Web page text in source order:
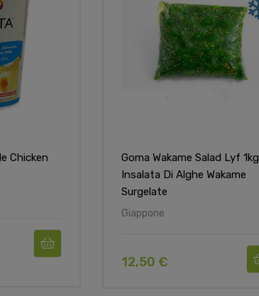
Chicken
Goma Wakame Salad Lyf 1kg
Insalata Di Alghe Wakame
Surgelate
Giappone
12,50 €